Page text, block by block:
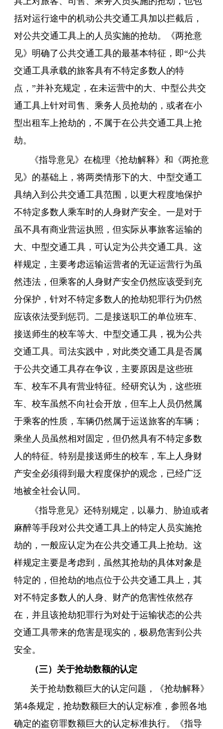
括对运行途中的机动公共交通工具加以拦截后，
对公共交通工具上的人员实施的抢劫。《两抢意
见》明确了公共交通工具的最基本特征，即“公共
交通工具承载的旅客具有不特定多数人的特
点，”并补充规定，在未运营中的大、中型公共交
通工具上针对司售、乘务人员抢劫的，或者在小
型出租车上抢劫的，不属于在公共交通工具上抢
劫。
《指导意见》在梳理《抢劫解释》和《两抢意
见》的基础上，将两类情形下的大、中型交通工
具纳入到公共交通工具范围，以更大程度地保护
不特定多数人乘车时的人身财产安全。一是对于
虽不具有商业营运执照，但实际从事旅客运输的
大、中型交通工具，可认定为公共交通工具。这
样规定，主要考虑运输运营者的无证运营行为虽
然违法，但乘客的人身财产安全仍然应该受到充
分保护，针对不特定多数人的抢劫犯罪行为仍然
应该依法受到惩罚。二是接送职工的单位班车、
接送师生的校车等大、中型交通工具，视为公共
交通工具。司法实践中，对此类交通工具是否属
于公共交通工具存在争议，主要原因是这些班
车、校车不具有营业特征。经研究认为，这些班
车、校车虽然不向社会开放，但车上人员仍然属
于乘客的性质，车辆仍然属于运送旅客的车辆；
乘坐人员虽然相对固定，但仍然具有不特定多数
人的特征。特别是接送师生的校车，车上人身财
产安全必须得到最大程度保护的观念，已经广泛
地被全社会认同。
《指导意见》还特别规定，以暴力、胁迫或者
麻醉等手段对公共交通工具上的特定人员实施抢
劫的，一般应认定为在公共交通工具上抢劫。这
样规定主要是考虑到，虽然其抢劫的具体对象是
特定的，但抢劫的地点位于公共交通工具上，其
对不特定多数人的人身、财产的危害性依然存
在，并且该抢劫犯罪行为对处于运输状态的公共
交通工具带来的危害是现实的，极易危害到公共
安全。
（三）关于抢劫数额的认定
关于抢劫数额巨大的认定问题，《抢劫解释》
第4条规定，抢劫数额巨大的认定标准，参照各地
确定的盗窃罪数额巨大的认定标准执行。《指导